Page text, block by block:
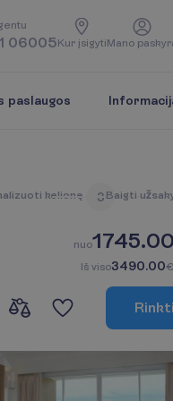
entu
06005Kur įsigytiMano paskyr
paslaugos
alizuoti kelionę 3 Baigti užsak
nuo1745.00
Iš viso3490.00
Rinkti